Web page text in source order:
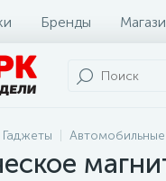
Бренды
Гаджеты